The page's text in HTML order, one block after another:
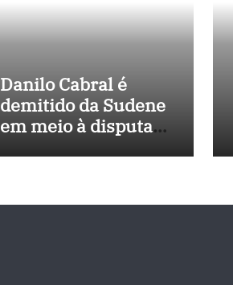
Danilo Cabral é
demitido da Sudene
em meio à disputa